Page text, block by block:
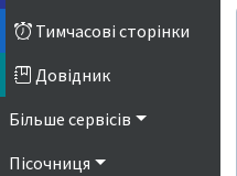
Тимчасові сторінки
Довідник
Більше сервісів
Пісочниця